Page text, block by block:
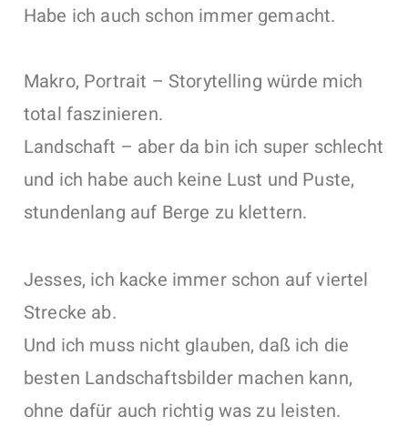
Habe ich auch schon immer gemacht.
Makro, Portrait – Storytelling würde mich
total faszinieren.
Landschaft – aber da bin ich super schlecht
und ich habe auch keine Lust und Puste,
stundenlang auf Berge zu klettern.
Jesses, ich kacke immer schon auf viertel
Strecke ab.
Und ich muss nicht glauben, daß ich die
besten Landschaftsbilder machen kann,
ohne dafür auch richtig was zu leisten.